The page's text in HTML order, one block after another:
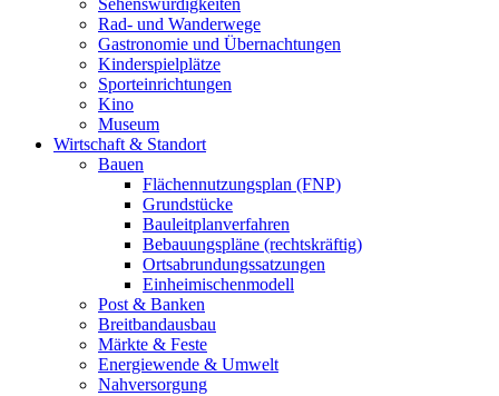
Sehenswürdigkeiten
Rad- und Wanderwege
Gastronomie und Übernachtungen
Kinderspielplätze
Sporteinrichtungen
Kino
Museum
Wirtschaft & Standort
Bauen
Flächennutzungsplan (FNP)
Grundstücke
Bauleitplanverfahren
Bebauungspläne (rechtskräftig)
Ortsabrundungssatzungen
Einheimischenmodell
Post & Banken
Breitbandausbau
Märkte & Feste
Energiewende & Umwelt
Nahversorgung